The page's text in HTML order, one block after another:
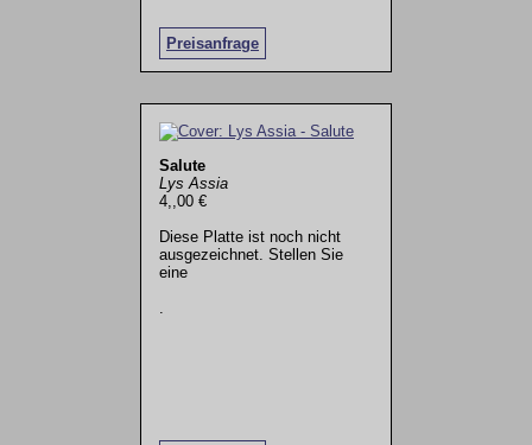
Preisanfrage
Salute
Lys Assia
4,,00 €
Diese Platte ist noch nicht
ausgezeichnet. Stellen Sie
eine